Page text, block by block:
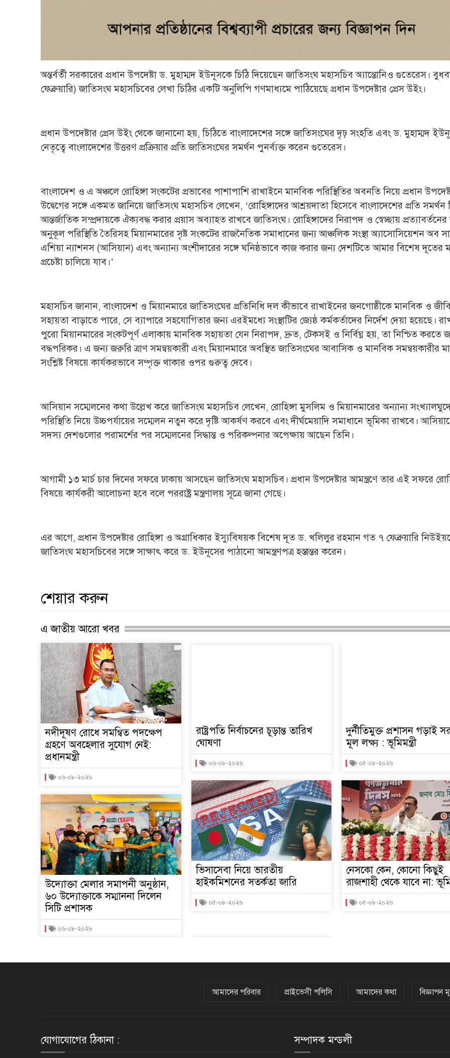
অন্তর্বর্তী সরকারের প্রধান উপদেষ্টা ড. মুহাম্মদ ইউনূসকে চিঠি দিয়েছেন জাতিসংঘ মহাসচিব অ্যান্তোনিও গুতেরেস।
ফেব্রুয়ারি) জাতিসংঘ মহাসচিবের লেখা চিঠির একটি অনুলিপি গণমাধ্যমে পাঠিয়েছে প্রধান উপদেষ্টার প্রেস উইং।
প্রধান উপদেষ্টার প্রেস উইং থেকে জানানো হয়, চিঠিতে বাংলাদেশের সঙ্গে জাতিসংঘের দৃঢ় সংহতি এবং ড. মুহাম্মদ
নেতৃত্বে বাংলাদেশের উত্তরণ প্রক্রিয়ার প্রতি জাতিসংঘের সমর্থন পুনর্ব্যক্ত করেন গুতেরেস।
বাংলাদেশ ও এ অঞ্চলে রোহিঙ্গা সংকটের প্রভাবের পাশাপাশি রাখাইনে মানবিক পরিস্থিতির অবনতি নিয়ে প্রধান
উদ্বেগের সঙ্গে একমত জানিয়ে জাতিসংঘ মহাসচিব লেখেন, ‘রোহিঙ্গাদের আশ্রয়দাতা হিসেবে বাংলাদেশের প্রতি সমর্থন
আন্তর্জাতিক সম্প্রদায়কে ঐক্যবদ্ধ করার প্রয়াস অব্যাহত রাখবে জাতিসংঘ। রোহিঙ্গাদের নিরাপদ ও স্বেচ্ছায়
অনুকূল পরিস্থিতি তৈরিসহ মিয়ানমারের সৃষ্ট সংকটের রাজনৈতিক সমাধানের জন্য আঞ্চলিক সংস্থা অ্যাসোসিয়েশন অব
এশিয়া ন্যাশনস (আসিয়ান) এবং অন্যান্য অংশীদারের সঙ্গে ঘনিষ্ঠভাবে কাজ করার জন্য দেশটিতে আমার বিশেষ দূতের
প্রচেষ্টা চালিয়ে যাব।’
মহাসচিব জানান, বাংলাদেশ ও মিয়ানমারে জাতিসংঘের প্রতিনিধি দল কীভাবে রাখাইনের জনগোষ্ঠীকে মানবিক ও
সহায়তা বাড়াতে পারে, সে ব্যাপারে সহযোগিতার জন্য এরইমধ্যে সংস্থাটির জ্যেষ্ঠ কর্মকর্তাদের নির্দেশ দেয়া হয়েছে।
পুরো মিয়ানমারের সংকটপূর্ণ এলাকায় মানবিক সহায়তা যেন নিরাপদ, দ্রুত, টেকসই ও নির্বিঘ্ন হয়, তা নিশ্চিত করতে
বদ্ধপরিকর। এ জন্য জরুরি ত্রাণ সমন্বয়কারী এবং মিয়ানমারে অবস্থিত জাতিসংঘের আবাসিক ও মানবিক সমন্বয়কারীর
সংশ্লিষ্ট বিষয়ে কার্যকরভাবে সম্পৃক্ত থাকার ওপর গুরুত্ব দেবে।
আসিয়ান সম্মেলনের কথা উল্লেখ করে জাতিসংঘ মহাসচিব লেখেন, রোহিঙ্গা মুসলিম ও মিয়ানমারের অন্যান্য
পরিস্থিতি নিয়ে উচ্চপর্যায়ের সম্মেলন নতুন করে দৃষ্টি আকর্ষণ করবে এবং দীর্ঘমেয়াদি সমাধানে ভূমিকা রাখবে।
সদস্য দেশগুলোর পরামর্শের পর সম্মেলনের সিদ্ধান্ত ও পরিকল্পনার অপেক্ষায় আছেন তিনি।
আগামী ১৩ মার্চ চার দিনের সফরে ঢাকায় আসছেন জাতিসংঘ মহাসচিব। প্রধান উপদেষ্টার আমন্ত্রণে তার এই সফরে
বিষয়ে কার্যকরী আলোচনা হবে বলে পররাষ্ট্র মন্ত্রণালয় সূত্রে জানা গেছে।
এর আগে, প্রধান উপদেষ্টার রোহিঙ্গা ও অগ্রাধিকার ইস্যুবিষয়ক বিশেষ দূত ড. খলিলুর রহমান গত ৭ ফেব্রুয়ারি
জাতিসংঘ মহাসচিবের সঙ্গে সাক্ষাৎ করে ড. ইউনূসের পাঠানো আমন্ত্রণপত্র হস্তান্তর করেন।
শেয়ার করুন
এ জাতীয় আরো খবর
নদীদূষণ রোধে সমন্বিত পদক্ষেপ
গ্রহণে অবহেলার সুযোগ নেই:
প্রধানমন্ত্রী
০৬-০৮-২০২৬
উদ্যোক্তা মেলার সমাপনী অনুষ্ঠান,
৬০ উদ্যোক্তাকে সম্মাননা দিলেন
সিটি প্রশাসক
০৬-০৮-২০২৬
রাষ্ট্রপতি নির্বাচনের চূড়ান্ত তারিখ
ঘোষণা
০৬-০৮-২০২৬
ভিসাসেবা নিয়ে ভারতীয়
হাইকমিশনের সতর্কতা জারি
০৫-০৮-২০২৬
দুর্নীতিমুক্ত প্রশাসন গড়াই
মূল লক্ষ্য : ভূমিমন্ত্রী
০৫-০৮-২০২৬
নেসকো কেন, কোনো কিছুই
রাজশাহী থেকে যাবে না:
০৫-০৮-২০২৬
আমাদের পরিবার প্রাইভেসী পলিসি আমাদের কথা বিজ্ঞাপন
যোগাযোগের ঠিকানা : সম্পাদক মন্ডলী